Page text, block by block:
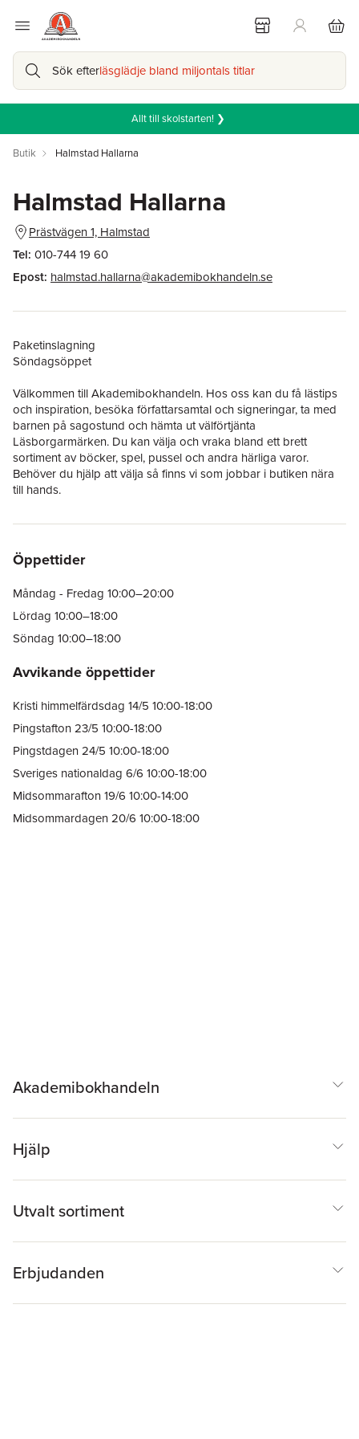
Sök efterläsglädje bland miljontals titlar
Allt till skolstarten! ❯
Butik Halmstad Hallarna
Halmstad Hallarna
Prästvägen 1, Halmstad
Tel: 010-744 19 60
Epost: halmstad.hallarna@akademibokhandeln.se
Paketinslagning
Söndagsöppet
Välkommen till Akademibokhandeln. Hos oss kan du få lästips
och inspiration, besöka författarsamtal och signeringar, ta med
barnen på sagostund och hämta ut välförtjänta
Läsborgarmärken. Du kan välja och vraka bland ett brett
sortiment av böcker, spel, pussel och andra härliga varor.
Behöver du hjälp att välja så finns vi som jobbar i butiken nära
till hands.
Öppettider
Måndag - Fredag 10:00–20:00
Lördag 10:00–18:00
Söndag 10:00–18:00
Avvikande öppettider
Kristi himmelfärdsdag 14/5 10:00-18:00
Pingstafton 23/5 10:00-18:00
Pingstdagen 24/5 10:00-18:00
Sveriges nationaldag 6/6 10:00-18:00
Midsommarafton 19/6 10:00-14:00
Midsommardagen 20/6 10:00-18:00
Akademibokhandeln
Hjälp
Utvalt sortiment
Erbjudanden